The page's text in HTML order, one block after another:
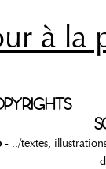
à la
- ../textes,